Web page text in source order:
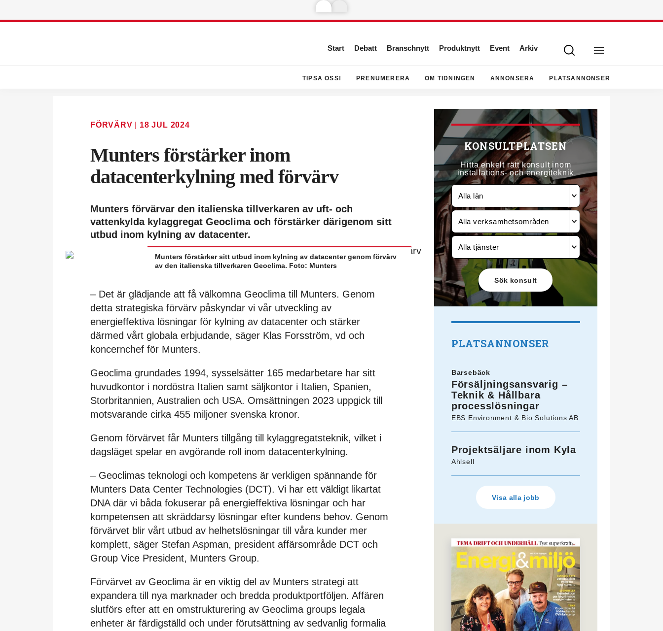
Start Debatt Branschnytt Produktnytt Event Arkiv
TIPSA OSS! PRENUMERERA OM TIDNINGEN ANNONSERA PLATSANNONSER
FÖRVÄRV 18 JUL 2024
Munters förstärker inom
datacenterkylning med förvärv
Munters förvärvar den italienska tillverkaren av uft- och
vattenkylda kylaggregat Geoclima och förstärker därigenom sitt
utbud inom kylning av datacenter.
Munters förstärker sitt utbud inom kylning av datacenter genom förvärv
av den italienska tillverkaren Geoclima. Foto: Munters
– Det är glädjande att få välkomna Geoclima till Munters. Genom
detta strategiska förvärv påskyndar vi vår utveckling av
energieffektiva lösningar för kylning av datacenter och stärker
därmed vårt globala erbjudande, säger Klas Forsström, vd och
koncernchef för Munters.
Geoclima grundades 1994, sysselsätter 165 medarbetare har sitt
huvudkontor i nordöstra Italien samt säljkontor i Italien, Spanien,
Storbritannien, Australien och USA. Omsättningen 2023 uppgick till
motsvarande cirka 455 miljoner svenska kronor.
Genom förvärvet får Munters tillgång till kylaggregatsteknik, vilket i
dagsläget spelar en avgörande roll inom datacenterkylning.
– Geoclimas teknologi och kompetens är verkligen spännande för
Munters Data Center Technologies (DCT). Vi har ett väldigt likartat
DNA där vi båda fokuserar på energieffektiva lösningar och har
kompetensen att skräddarsy lösningar efter kundens behov. Genom
förvärvet blir vårt utbud av helhetslösningar till våra kunder mer
komplett, säger Stefan Aspman, president affärsområde DCT och
Group Vice President, Munters Group.
Förvärvet av Geoclima är en viktig del av Munters strategi att
expandera till nya marknader och bredda produktportföljen. Affären
slutförs efter att en omstrukturering av Geoclima groups legala
enheter är färdigställd och under förutsättning av sedvanlig formalia
KONSULTPLATSEN
Hitta enkelt rätt konsult inom
installations- och energiteknik
Alla län
Alla verksamhetsområden
Alla tjänster
PLATSANNONSER
Barsebäck
Försäljningsansvarig –
Teknik & Hållbara
processlösningar
EBS Environment & Bio Solutions AB
Projektsäljare inom Kyla
Ahlsell
Visa alla jobb